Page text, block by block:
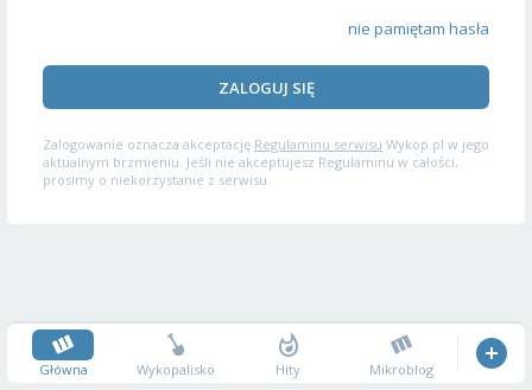
nie pamiętam hasła
ZALOGUJ SIĘ
Zalogowanie oznacza akceptację Regulaminu serwisu Wykop.pl w jego
aktualnym brzmieniu. Jeśli nie akceptujesz Regulaminu w całości,
prosimy o niekorzystanie z serwisu.
Główna Wykopalisko Hity Mikroblog